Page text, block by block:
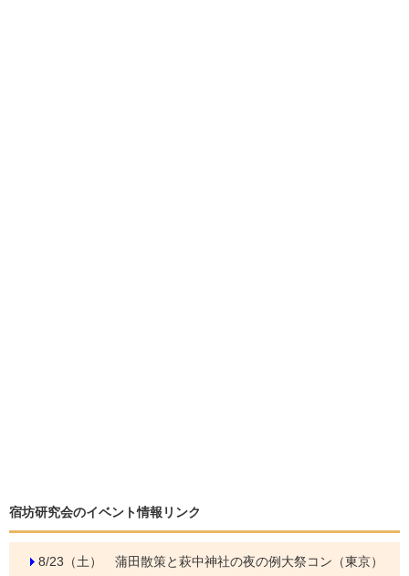
宿坊研究会のイベント情報リンク
8/23（土） 蒲田散策と萩中神社の夜の例大祭コン（東京）